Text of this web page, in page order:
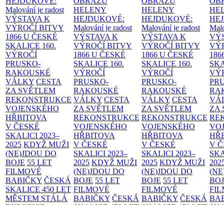
Malování je radost
VÝSTAVA K
VÝROČÍ BITVY
1866 U ČESKÉ
SKALICE 160.
VÝROČÍ
PRUSKO-
RAKOUSKÉ
VÁLKY CESTA
ZA SVĚTLEM
REKONSTRUKCE
VOJENSKÉHO
HŘBITOVA
V ČESKÉ
SKALICI 2023–
2025 KDYŽ MUŽI
(NE)JDOU DO
BOJE 55 LET
FILMOVÉ
BABIČKY ČESKÁ
SKALICE 450 LET
MĚSTEM STÁLÁ
HELENY
HEJDUKOVÉ:
Malování je radost
VÝSTAVA K
VÝROČÍ BITVY
1866 U ČESKÉ
SKALICE 160.
VÝROČÍ
PRUSKO-
RAKOUSKÉ
VÁLKY CESTA
ZA SVĚTLEM
REKONSTRUKCE
VOJENSKÉHO
HŘBITOVA
V ČESKÉ
SKALICI 2023–
2025 KDYŽ MUŽI
(NE)JDOU DO
BOJE 55 LET
FILMOVÉ
BABIČKY ČESKÁ
HELENY
HEJDUKOVÉ:
Malování je radost
VÝSTAVA K
VÝROČÍ BITVY
1866 U ČESKÉ
SKALICE 160.
VÝROČÍ
PRUSKO-
RAKOUSKÉ
VÁLKY CESTA
ZA SVĚTLEM
REKONSTRUKCE
VOJENSKÉHO
HŘBITOVA
V ČESKÉ
SKALICI 2023–
2025 KDYŽ MUŽI
(NE)JDOU DO
BOJE 55 LET
FILMOVÉ
BABIČKY ČESKÁ
ZA
V